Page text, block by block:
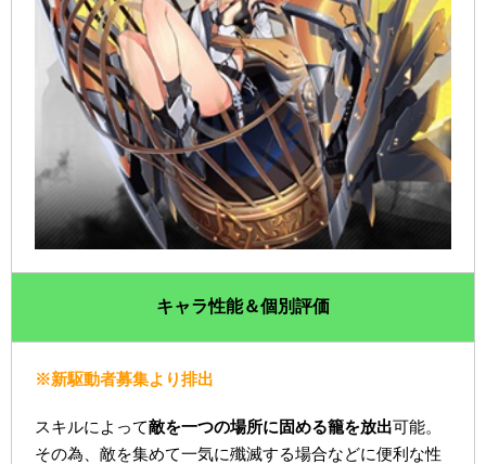
キャラ性能＆個別評価
※新駆動者募集より排出
スキルによって敵を一つの場所に固める籠を放出可能。
その為、敵を集めて一気に殲滅する場合などに便利な性